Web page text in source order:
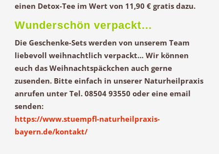
einen Detox-Tee im Wert von 11,90 € gratis dazu.
Wunderschön verpackt…
Die Geschenke-Sets werden von unserem Team
liebevoll weihnachtlich verpackt… Wir können
euch das Weihnachtspäckchen auch gerne
zusenden. Bitte einfach in unserer Naturheilpraxis
anrufen unter Tel. 08504 93550 oder eine email
senden:
https://www.stuempfl-naturheilpraxis-
bayern.de/kontakt/